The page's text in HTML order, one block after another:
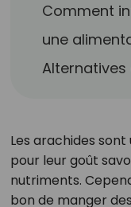
Comment
une
Alternatives
Les arachides
pour leur goût
nutriments.
bon de manger